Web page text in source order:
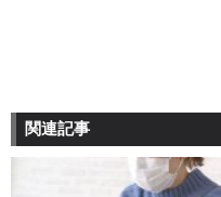
関連記事